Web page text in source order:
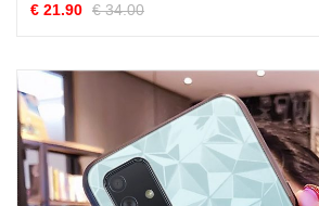
€ 21.90 € 34.00